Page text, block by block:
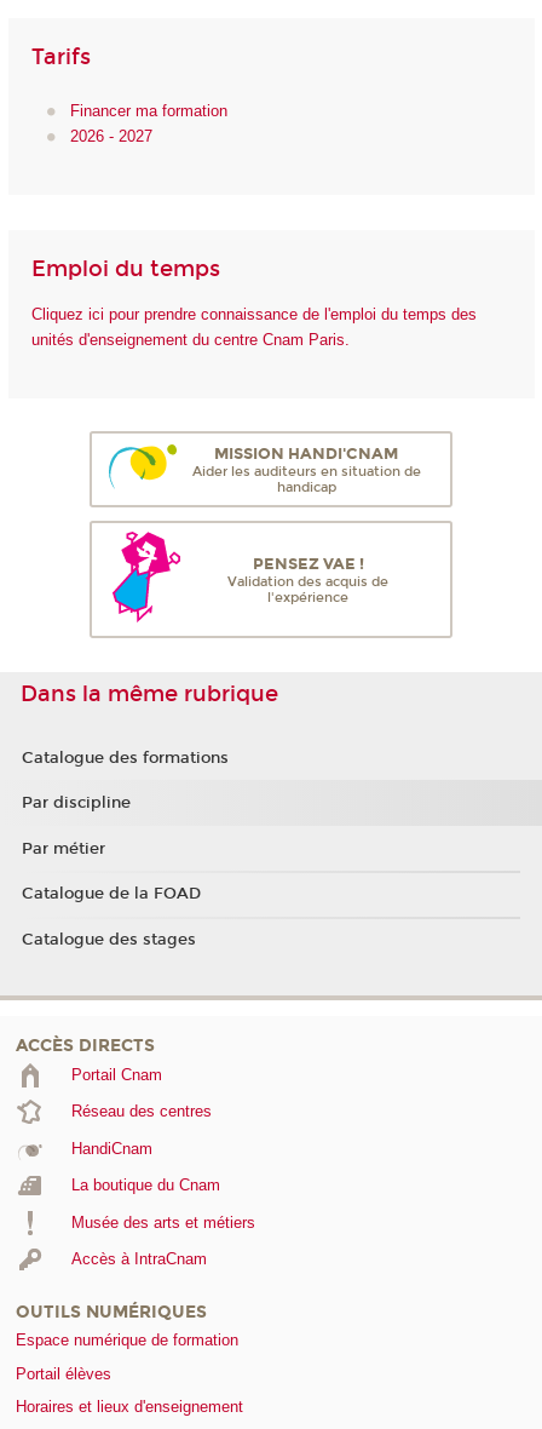
Tarifs
Financer ma formation
2026 - 2027
Emploi du temps
Cliquez ici pour prendre connaissance de l'emploi du temps des
unités d'enseignement du centre Cnam Paris.
MISSION HANDI'CNAM
Aider les auditeurs en situation de
handicap
PENSEZ VAE !
Validation des acquis de
l'expérience
Dans la même rubrique
Catalogue des formations
Par discipline
Par métier
Catalogue de la FOAD
Catalogue des stages
ACCÈS DIRECTS
Portail Cnam
Réseau des centres
HandiCnam
La boutique du Cnam
Musée des arts et métiers
Accès à IntraCnam
OUTILS NUMÉRIQUES
Espace numérique de formation
Portail élèves
Horaires et lieux d'enseignement